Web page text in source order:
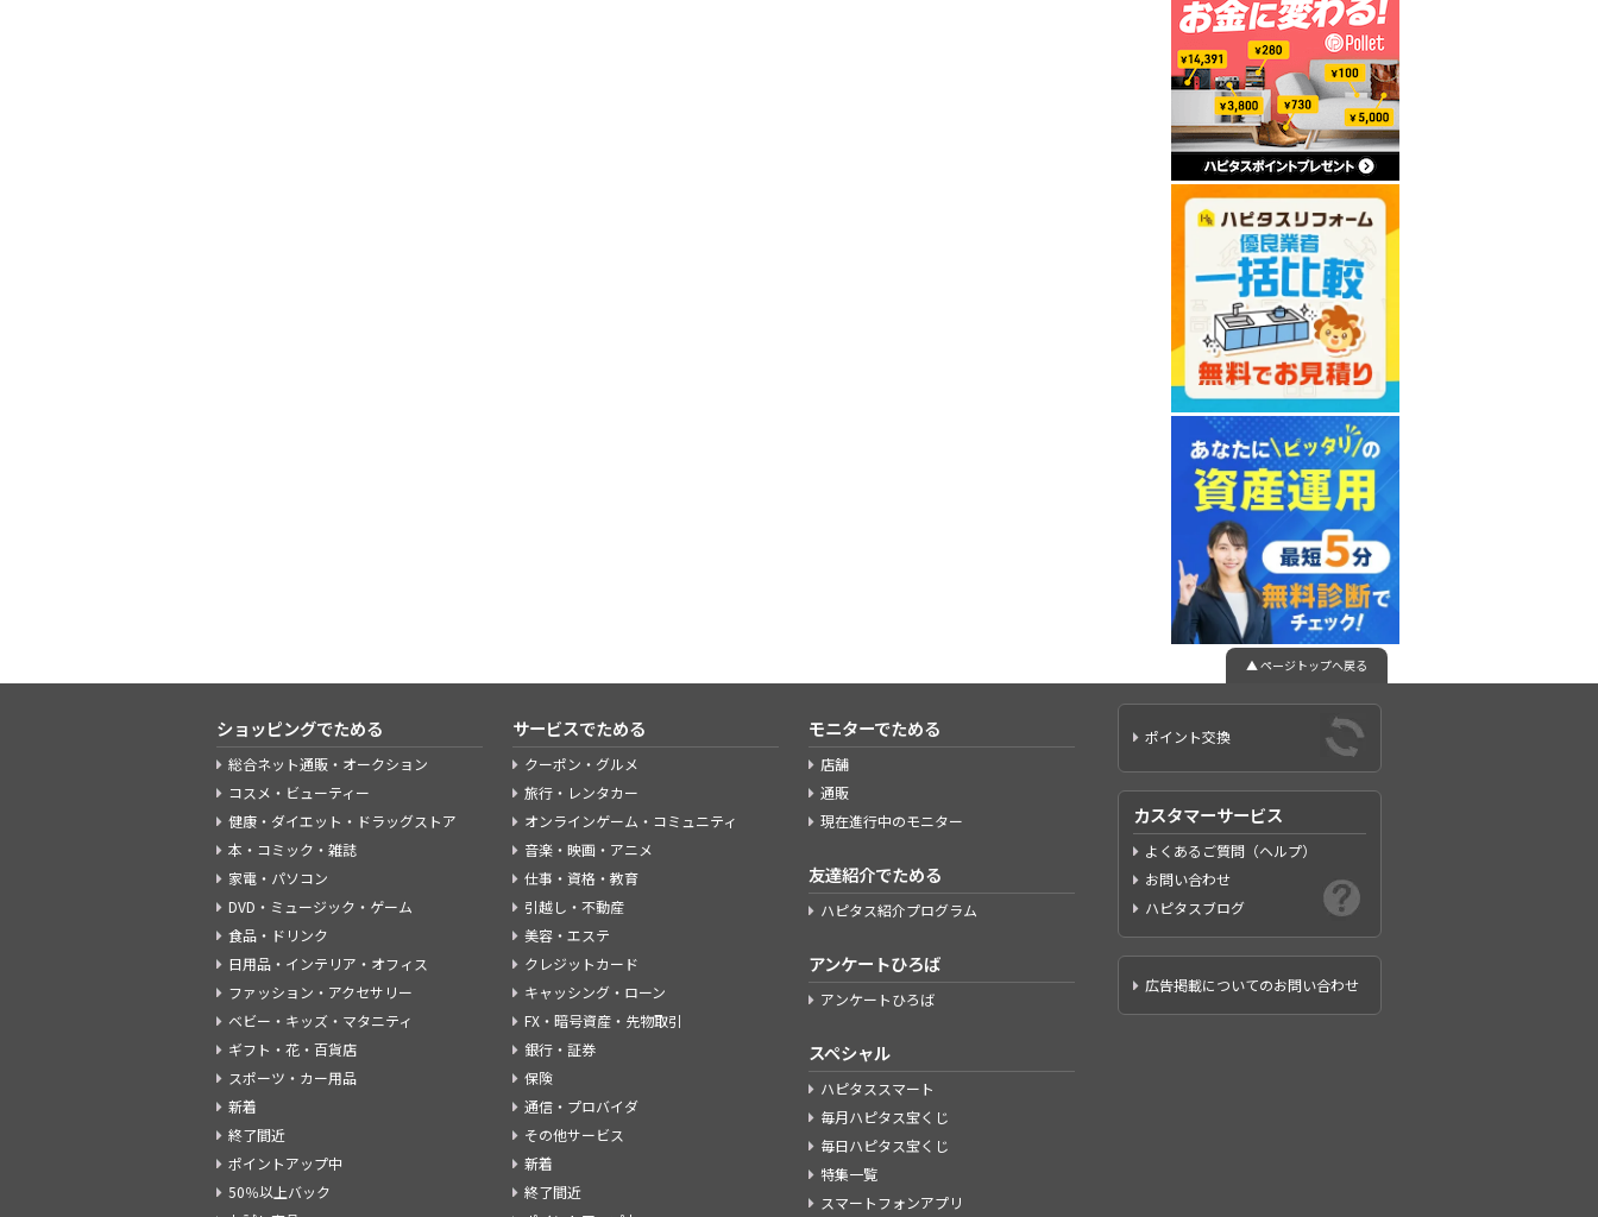
▲ ページトップへ戻る
ショッピングでためる
総合ネット通販・オークション
コスメ・ビューティー
健康・ダイエット・ドラッグストア
本・コミック・雑誌
家電・パソコン
DVD・ミュージック・ゲーム
食品・ドリンク
日用品・インテリア・オフィス
ファッション・アクセサリー
ベビー・キッズ・マタニティ
ギフト・花・百貨店
スポーツ・カー用品
新着
終了間近
ポイントアップ中
50％以上バック
サービスでためる
クーポン・グルメ
旅行・レンタカー
オンラインゲーム・コミュニティ
音楽・映画・アニメ
仕事・資格・教育
引越し・不動産
美容・エステ
クレジットカード
キャッシング・ローン
FX・暗号資産・先物取引
銀行・証券
保険
通信・プロバイダ
その他サービス
新着
終了間近
モニターでためる
店舗
通販
現在進行中のモニター
友達紹介でためる
ハピタス紹介プログラム
アンケートひろば
アンケートひろば
スペシャル
ハピタススマート
毎月ハピタス宝くじ
毎日ハピタス宝くじ
特集一覧
スマートフォンアプリ
ポイント交換
カスタマーサービス
よくあるご質問（ヘルプ）
お問い合わせ
ハピタスブログ
広告掲載についてのお問い合わせ